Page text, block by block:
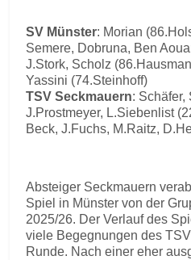
SV Münster: Morian
Semere, Dobruna, Ben
J.Stork, Scholz
Yassini (74.Steinhoff)
TSV Seckmauern: Schäfer,
J.Prostmeyer, L.Siebenlist
Beck, J.Fuchs, M.Raitz,
Absteiger Seckmauern
Spiel in Münster von der
2025/26. Der Verlauf des
viele Begegnungen des
Runde. Nach einer eher